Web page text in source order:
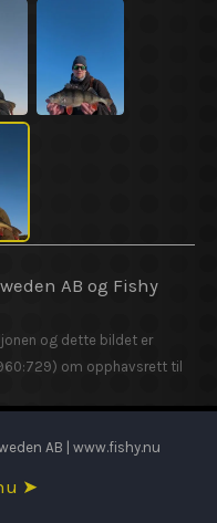
AB og Fishy
og dette bildet er
om opphavsrett til
AB | www.fishy.nu
➤